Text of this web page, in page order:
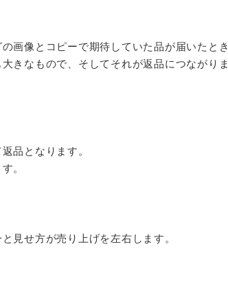
画像とコピーで期待していた品が届いたとき
きなもので、そしてそれが返品につながりま
品となります。
。
見せ方が売り上げを左右します。